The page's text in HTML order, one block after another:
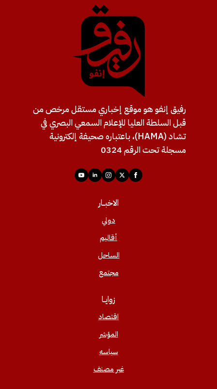
رفيق إنفو هو موقع إخباري مستقل مرخص من
قبل السلطة العليا للإعلام السمعي البصري في
تشاد (HAMA)، باعتباره صحيفة إلكترونية
مسجلة تحت الرقم 0324
الاخبــار
دولي
أقاليم
الساحل
مجتمع
زوايــا
اقتصاد
المؤشر
سياسه
غير مصنف